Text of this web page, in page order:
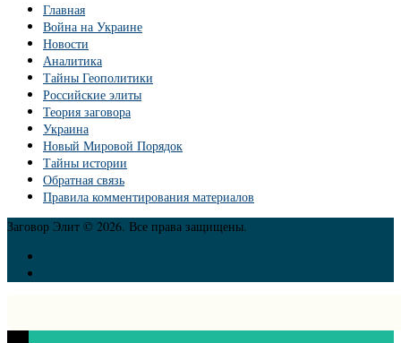
Главная
Война на Украине
Новости
Аналитика
Тайны Геополитики
Российские элиты
Теория заговора
Украина
Новый Мировой Порядок
Тайны истории
Обратная связь
Правила комментирования материалов
Заговор Элит © 2026. Все права защищены.